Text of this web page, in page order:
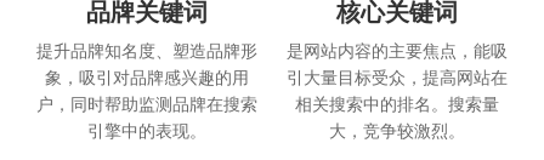
品牌关键词
提升品牌知名度、塑造品牌形
象，吸引对品牌感兴趣的用
户，同时帮助监测品牌在搜索
引擎中的表现。
核心关键词
是网站内容的主要焦点，能吸
引大量目标受众，提高网站在
相关搜索中的排名。搜索量
大，竞争较激烈。